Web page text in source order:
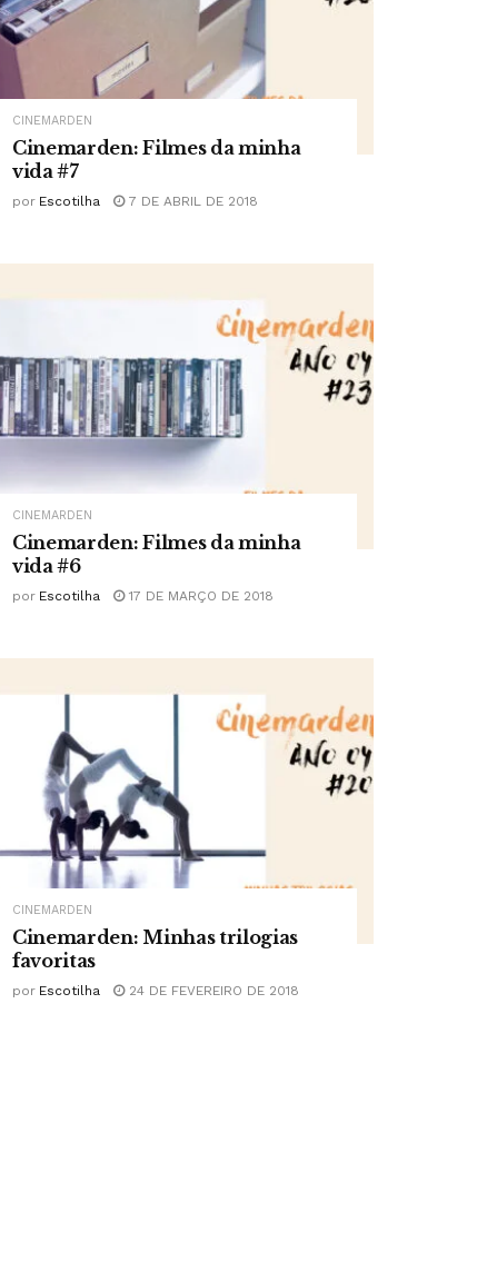
CINEMARDEN
Cinemarden: Filmes da minha
vida #7
por Escotilha 7 DE ABRIL DE 2018
CINEMARDEN
Cinemarden: Filmes da minha
vida #6
por Escotilha 17 DE MARÇO DE 2018
CINEMARDEN
Cinemarden: Minhas trilogias
favoritas
por Escotilha 24 DE FEVEREIRO DE 2018